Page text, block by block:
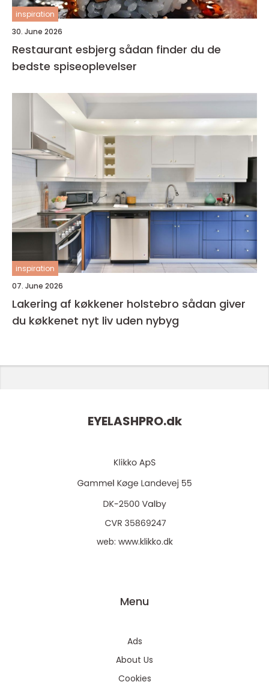
inspiration
30. June 2026
Restaurant esbjerg sådan finder du de
bedste spiseoplevelser
inspiration
07. June 2026
Lakering af køkkener holstebro sådan giver
du køkkenet nyt liv uden nybyg
EYELASHPRO.dk
web: www.klikko.dk
Menu
Ads
About Us
Cookies